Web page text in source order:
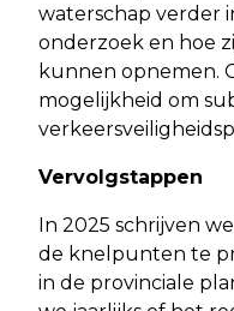
waterschap verder
onderzoek en hoe
kunnen opnemen.
mogelijkheid om
Vervolgstappen
In 2025 schrijven
de knelpunten te
in de provinciale